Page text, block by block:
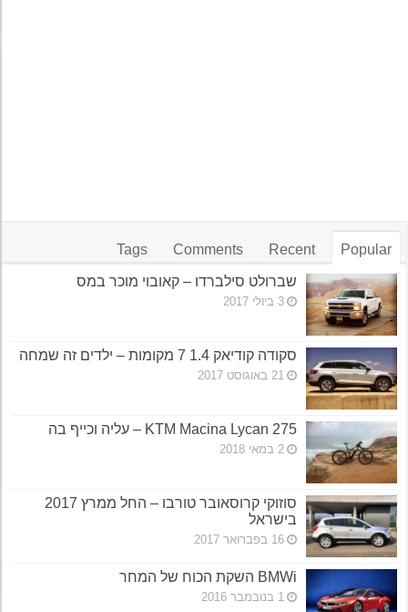
Popular
Recent
Comments
Tags
שברולט סילברדו – קאובוי מוכר במס
3 ביולי 2017
סקודה קודיאק 1.4 7 מקומות – ילדים זה שמחה
21 באוגוסט 2017
KTM Macina Lycan 275 – עליה וכייף בה
2 במאי 2018
סוזוקי קרוסאובר טורבו – החל ממרץ 2017
בישראל
16 בפברואר 2017
BMWi השקת הכוח של המחר
1 בנובמבר 2016